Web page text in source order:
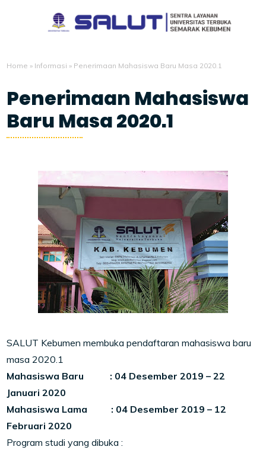
Home » Informasi » Penerimaan Mahasiswa Baru Masa 2020.1
Penerimaan Mahasiswa
Baru Masa 2020.1
SALUT Kebumen membuka pendaftaran mahasiswa baru
masa 2020.1
Mahasiswa Baru : 04 Desember 2019 – 22
Januari 2020
Mahasiswa Lama : 04 Desember 2019 – 12
Februari 2020
Program studi yang dibuka :